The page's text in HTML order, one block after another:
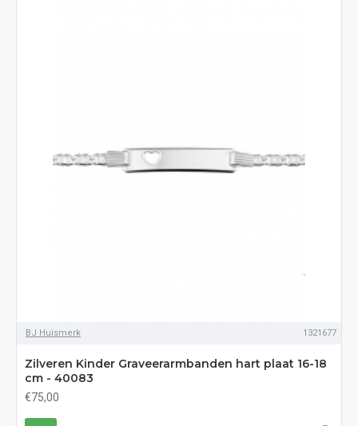
BJ Huismerk 1321677
Zilveren Kinder Graveerarmbanden hart plaat 16-18
cm - 40083
€75,00